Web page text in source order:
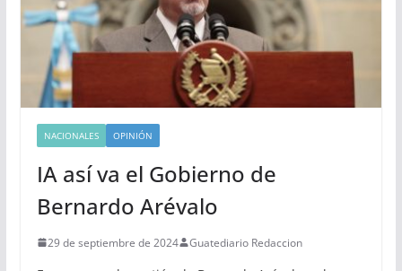
NACIONALES OPINIÓN
IA así va el Gobierno de
Bernardo Arévalo
29 de septiembre de 2024 Guatediario Redaccion